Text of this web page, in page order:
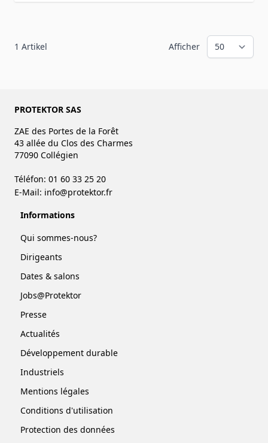
1 Artikel Afficher
PROTEKTOR SAS
ZAE des Portes de la Forêt
43 allée du Clos des Charmes
77090 Collégien
Téléfon: 01 60 33 25 20
E-Mail: info@protektor.fr
Informations
Qui sommes-nous?
Dirigeants
Dates & salons
Jobs@Protektor
Presse
Actualités
Développement durable
Industriels
Mentions légales
Conditions d'utilisation
Protection des données